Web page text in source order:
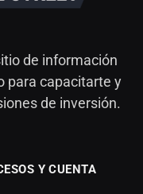
de información
para capacitarte y
de inversión.
Y CUENTA